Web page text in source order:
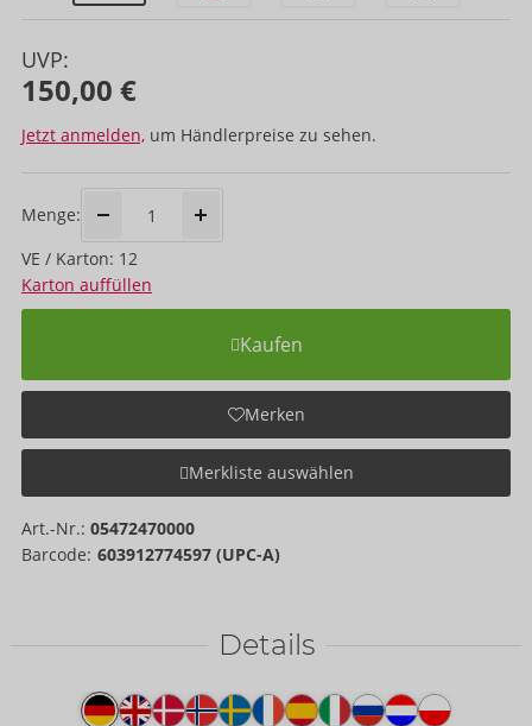
UVP:
150,00 €
Jetzt anmelden, um Händlerpreise zu sehen.
Menge:
VE / Karton: 12
Karton auffüllen
Kaufen
Merken
Merkliste auswählen
Art.-Nr.: 05472470000
Barcode: 603912774597 (UPC-A)
Details
Produkttext